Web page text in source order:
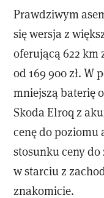
Prawdziwym
się wersja z
oferującą 622 km
od 169 900 zł. W
mniejszą baterię
Skoda Elroq z
cenę do poziomu
stosunku ceny
w starciu z
znakomicie.